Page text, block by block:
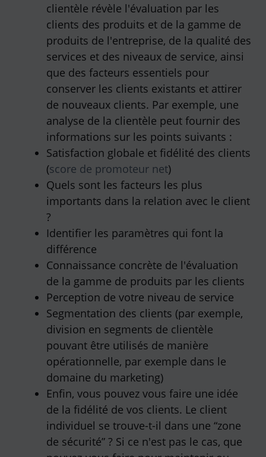
clientèle révèle l'évaluation par les
clients des produits et de la gamme de
produits de l'entreprise, de la qualité des
services et des niveaux de service, ainsi
que des facteurs essentiels pour
conserver les clients existants et attirer
de nouveaux clients. Par exemple, une
analyse de la clientèle peut fournir des
informations sur les points suivants :
Satisfaction globale et fidélité des clients
(score de promoteur net)
Quels sont les facteurs les plus
importants dans la relation avec le client
?
Identifier les paramètres qui font la
différence
Connaissance concrète de l'évaluation
de la gamme de produits par les clients
Perception de votre niveau de service
Segmentation des clients (par exemple,
division en segments de clientèle
pouvant être utilisés de manière
opérationnelle, par exemple dans le
domaine du marketing)
Enfin, vous pouvez vous faire une idée
de la fidélité de vos clients. Le client
individuel se trouve-t-il dans une “zone
de sécurité” ? Si ce n'est pas le cas, que